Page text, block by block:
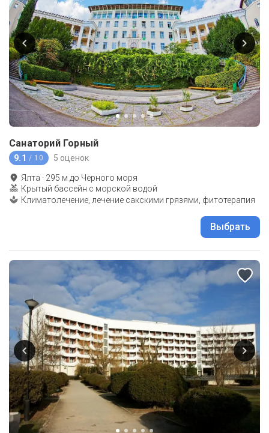
Санаторий Горный
9.1 / 10 5 оценок
Ялта · 295 м до Черного моря
Крытый бассейн с морской водой
Климатолечение, лечение сакскими грязями, фитотерапия
Выбрать